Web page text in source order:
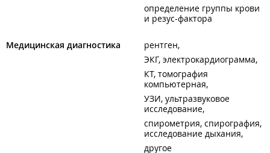
определение группы крови
и резус-фактора
Медицинская диагностика
рентген
ЭКГ, электрокардиограмма
КТ, томография
компьютерная
УЗИ, ультразвуковое
исследование
спирометрия, спирография,
исследование дыхания
другое